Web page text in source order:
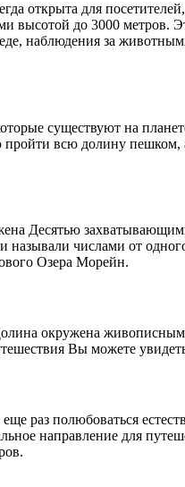
открыта для
высотой до 3000 метров.
наблюдения за
существуют на
всю долину пешком,
Десятью
числами от
Озера Морейн.
окружена
Вы можете
раз полюбоваться
направление для